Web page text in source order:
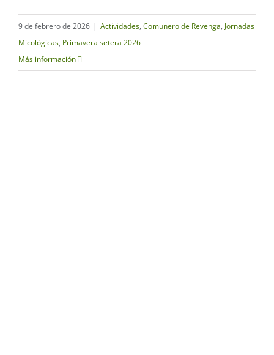
9 de febrero de 2026 | Actividades, Comunero de Revenga, Jornadas
Micológicas, Primavera setera 2026
Más información